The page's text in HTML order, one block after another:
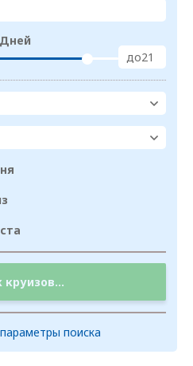
Дней
до
круизов...
поиска